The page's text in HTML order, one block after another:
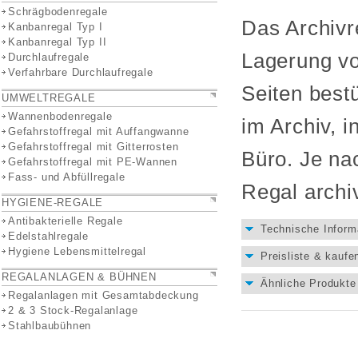
Schrägbodenregale
Kanbanregal Typ I
Kanbanregal Typ II
Durchlaufregale
Verfahrbare Durchlaufregale
UMWELTREGALE
Wannenbodenregale
Gefahrstoffregal mit Auffangwanne
Gefahrstoffregal mit Gitterrosten
Gefahrstoffregal mit PE-Wannen
Fass- und Abfüllregale
HYGIENE-REGALE
Antibakterielle Regale
Edelstahlregale
Hygiene Lebensmittelregal
REGALANLAGEN & BÜHNEN
Regalanlagen mit Gesamtabdeckung
2 & 3 Stock-Regalanlage
Stahlbaubühnen
Das
Lagerung
Seiten
im Archiv,
Büro. Je
Regal
Technische
Preisliste &
Ähnliche